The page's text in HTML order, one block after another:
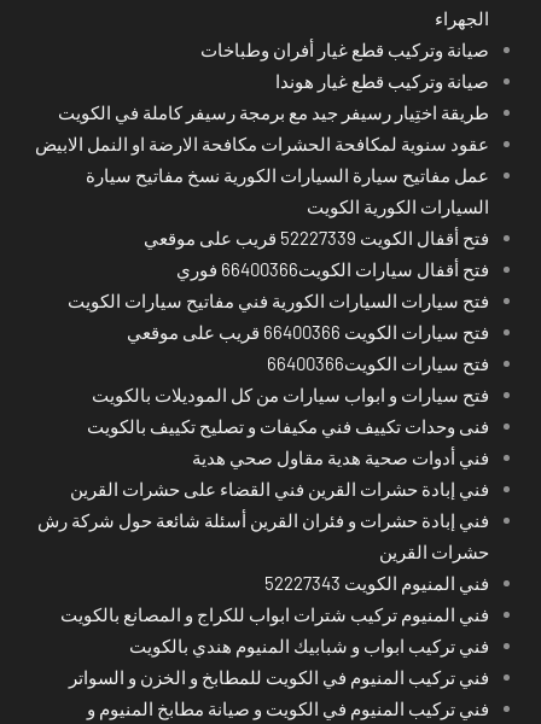
الجهراء
صيانة وتركيب قطع غيار أفران وطباخات
صيانة وتركيب قطع غيار هوندا
طريقة اختِيار رسيفر جيد مع برمجة رسيفر كاملة في الكويت
عقود سنوية لمكافحة الحشرات مكافحة الارضة او النمل الابيض
عمل مفاتيح سيارة السيارات الكورية نسخ مفاتيح سيارة
السيارات الكورية الكويت
فتح أقفال الكويت 52227339 قريب على موقعي
فتح أقفال سيارات الكويت66400366 فوري
فتح سيارات السيارات الكورية فني مفاتيح سيارات الكويت
فتح سيارات الكويت 66400366 قريب على موقعي
فتح سيارات الكويت66400366
فتح سيارات و ابواب سيارات من كل الموديلات بالكويت
فنى وحدات تكييف فني مكيفات و تصليح تكييف بالكويت
فني أدوات صحية هدية مقاول صحي هدية
فني إبادة حشرات القرين فني القضاء على حشرات القرين
فني إبادة حشرات و فئران القرين أسئلة شائعة حول شركة رش
حشرات القرين
فني المنيوم الكويت 52227343
فني المنيوم تركيب شترات ابواب للكراج و المصانع بالكويت
فني تركيب ابواب و شبابيك المنيوم هندي بالكويت
فني تركيب المنيوم في الكويت للمطابخ و الخزن و السواتر
فني تركيب المنيوم في الكويت و صيانة مطابخ المنيوم و